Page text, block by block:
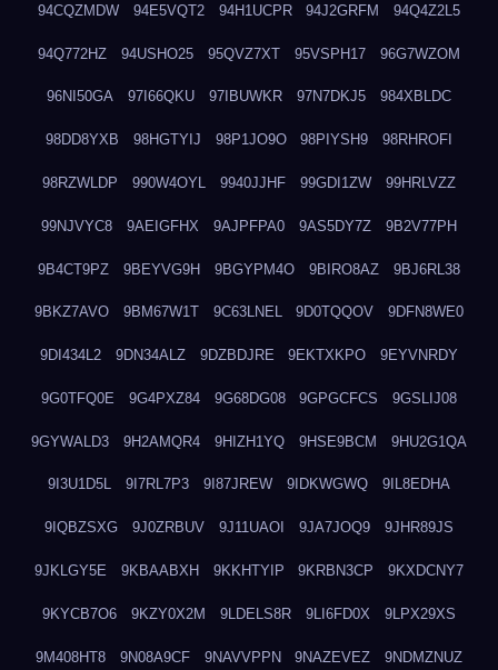
94CQZMDW 94E5VQT2 94H1UCPR 94J2GRFM 94Q4Z2L5
94Q772HZ 94USHO25 95QVZ7XT 95VSPH17 96G7WZOM
96NI50GA 97I66QKU 97IBUWKR 97N7DKJ5 984XBLDC
98DD8YXB 98HGTYIJ 98P1JO9O 98PIYSH9 98RHROFI
98RZWLDP 990W4OYL 9940JJHF 99GDI1ZW 99HRLVZZ
99NJVYC8 9AEIGFHX 9AJPFPA0 9AS5DY7Z 9B2V77PH
9B4CT9PZ 9BEYVG9H 9BGYPM4O 9BIRO8AZ 9BJ6RL38
9BKZ7AVO 9BM67W1T 9C63LNEL 9D0TQQOV 9DFN8WE0
9DI434L2 9DN34ALZ 9DZBDJRE 9EKTXKPO 9EYVNRDY
9G0TFQ0E 9G4PXZ84 9G68DG08 9GPGCFCS 9GSLIJ08
9GYWALD3 9H2AMQR4 9HIZH1YQ 9HSE9BCM 9HU2G1QA
9I3U1D5L 9I7RL7P3 9I87JREW 9IDKWGWQ 9IL8EDHA
9IQBZSXG 9J0ZRBUV 9J11UAOI 9JA7JOQ9 9JHR89JS
9JKLGY5E 9KBAABXH 9KKHTYIP 9KRBN3CP 9KXDCNY7
9KYCB7O6 9KZY0X2M 9LDELS8R 9LI6FD0X 9LPX29XS
9M408HT8 9N08A9CF 9NAVVPPN 9NAZEVEZ 9NDMZNUZ